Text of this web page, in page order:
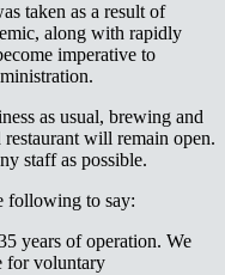
taken as a result of
along with rapidly
imperative to
as usual, brewing and
will remain open.
years of operation. We
for voluntary